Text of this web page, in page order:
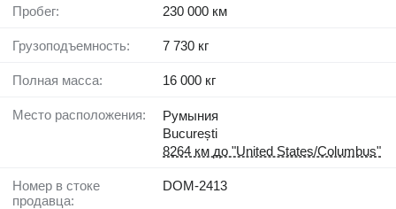
Пробег: 230 000 км
Грузоподъемность: 7 730 кг
Полная масса: 16 000 кг
Место расположения:
Румыния
București
8264 км до "United States/Columbus"
Номер в стоке
продавца:
DOM-2413